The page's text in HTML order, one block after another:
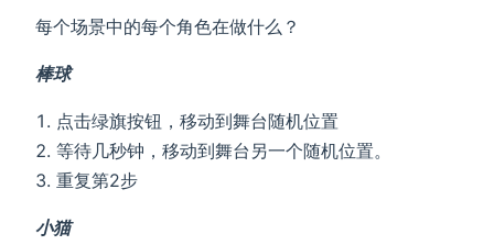
每个场景中的每个角色在做什么？
棒球
点击绿旗按钮，移动到舞台随机位置
等待几秒钟，移动到舞台另一个随机位置。
重复第2步
小猫